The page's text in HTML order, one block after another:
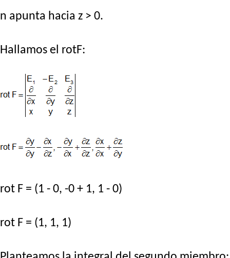
n apunta hacia z > 0.
Hallamos el rotF:
rot F = (1 - 0, -0 + 1, 1 - 0)
rot F = (1, 1, 1)